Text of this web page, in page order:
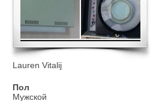
Lauren Vitalij
Пол
Мужской